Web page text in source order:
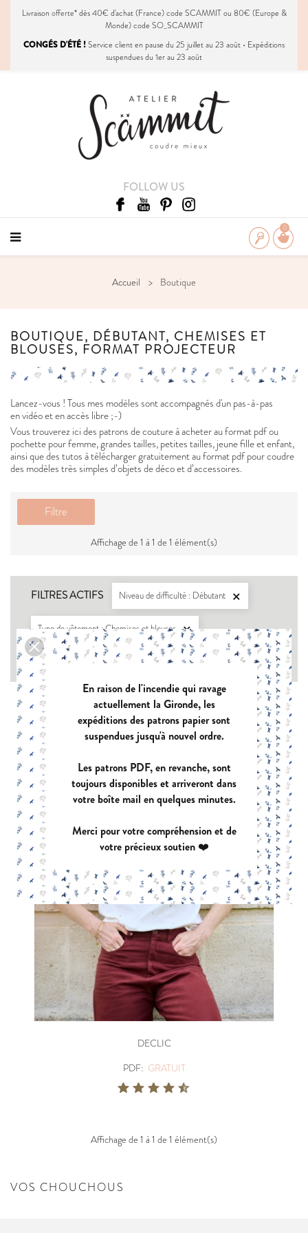
Livraison offerte* dès 40€ d'achat (France) code SCAMMIT ou 80€ (Europe &
Monde) code SO_SCAMMIT
CONGÉS D'ÉTÉ !Service client en pause du 25 juillet au 23 août • Expéditions
suspendues du 1er au 23 août
FOLLOW US
0
Accueil Boutique
BOUTIQUE, DÉBUTANT, CHEMISES ET
BLOUSES, FORMAT PROJECTEUR
Lancez-vous ! Tous mes modèles sont accompagnés d'un pas-à-pas
en vidéo et en accès libre ;-)
Vous trouverez ici des patrons de couture à acheter au format pdf ou
pochette pour femme, grandes tailles, petites tailles, jeune fille et enfant,
ainsi que des tutos à télécharger gratuitement au format pdf pour coudre
des modèles très simples d’objets de déco et d’accessoires.
Filtre
Affichage de 1 à 1 de 1 élément(s)
FILTRES ACTIFS Niveau de difficulté : Débutant 
Type de vêtement : Chemises et blouses 
Format patron PDF : Format projecteur 
DECLIC
PDF: GRATUIT
Affichage de 1 à 1 de 1 élément(s)
VOS CHOUCHOUS
En raison de l'incendie qui ravage
actuellement la Gironde, les
expéditions des patrons papier sont
suspendues jusqu'à nouvel ordre.
Les patrons PDF, en revanche, sont
toujours disponibles et arriveront dans
votre boîte mail en quelques minutes.
Merci pour votre compréhension et de
votre précieux soutien ❤️